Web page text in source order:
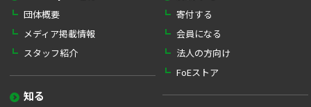
団体概要
メディア掲載情報
スタッフ紹介
知る
寄付する
会員になる
法人の方向け
FoEストア